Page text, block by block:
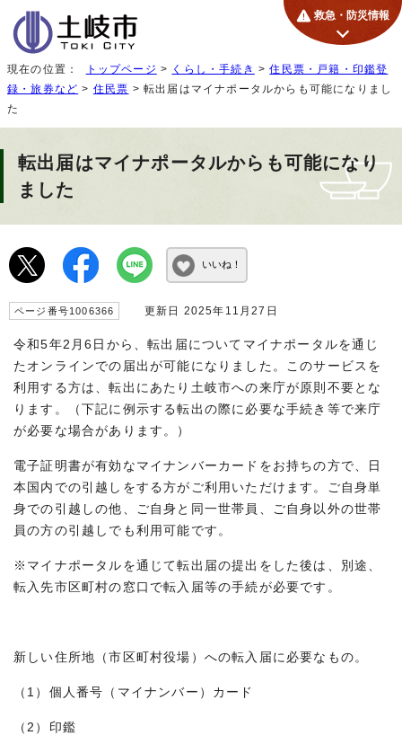
救急・防災情報
現在の位置： トップページ > くらし・手続き >住民票・戸籍・印鑑登
録・旅券など > 住民票 > 転出届はマイナポータルからも可能になりまし
た
転出届はマイナポータルからも可能になり
ました
いいね！
ページ番号1006366 更新日 2025年11月27日
令和5年2月6日から、転出届についてマイナポータルを通じ
たオンラインでの届出が可能になりました。このサービスを
利用する方は、転出にあたり土岐市への来庁が原則不要とな
ります。（下記に例示する転出の際に必要な手続き等で来庁
が必要な場合があります。）
電子証明書が有効なマイナンバーカードをお持ちの方で、日
本国内での引越しをする方がご利用いただけます。ご自身単
身での引越しの他、ご自身と同一世帯員、ご自身以外の世帯
員の方の引越しでも利用可能です。
※マイナポータルを通じて転出届の提出をした後は、別途、
転入先市区町村の窓口で転入届等の手続が必要です。
新しい住所地（市区町村役場）への転入届に必要なもの。
（1）個人番号（マイナンバー）カード
（2）印鑑